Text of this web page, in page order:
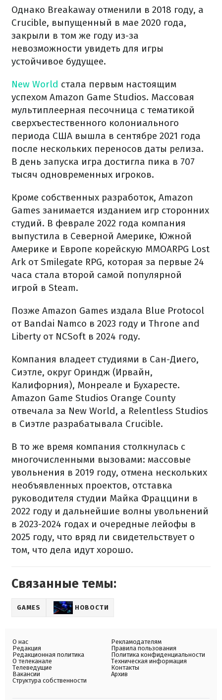
Однако Breakaway отменили в 2018 году, а
Crucible, выпущенный в мае 2020 года,
закрыли в том же году из-за
невозможности увидеть для игры
устойчивое будущее.
New World стала первым настоящим
успехом Amazon Game Studios. Массовая
мультиплеерная песочница с тематикой
сверхъестественного колониального
периода США вышла в сентябре 2021 года
после нескольких переносов даты релиза.
В день запуска игра достигла пика в 707
тысяч одновременных игроков.
Кроме собственных разработок, Amazon
Games занимается изданием игр сторонних
студий. В феврале 2022 года компания
выпустила в Северной Америке, Южной
Америке и Европе корейскую MMOARPG Lost
Ark от Smilegate RPG, которая за первые 24
часа стала второй самой популярной
игрой в Steam.
Позже Amazon Games издала Blue Protocol
от Bandai Namco в 2023 году и Throne and
Liberty от NCSoft в 2024 году.
Компания владеет студиями в Сан-Диего,
Сиэтле, округ Ориндж (Ирвайн,
Калифорния), Монреале и Бухаресте.
Amazon Game Studios Orange County
отвечала за New World, а Relentless Studios
в Сиэтле разрабатывала Crucible.
В то же время компания столкнулась с
многочисленными вызовами: массовые
увольнения в 2019 году, отмена нескольких
необъявленных проектов, отставка
руководителя студии Майка Фраццини в
2022 году и дальнейшие волны увольнений
в 2023-2024 годах и очередные лейофы в
2025 году, что вряд ли свидетельствует о
том, что дела идут хорошо.
Связанные темы:
GAMES НОВОСТИ
О нас
Редакция
Редакционная политика
О телеканале
Телеведущие
Вакансии
Структура собственности
Рекламодателям
Правила пользования
Политика конфиденциальности
Техническая информация
Контакты
Архив